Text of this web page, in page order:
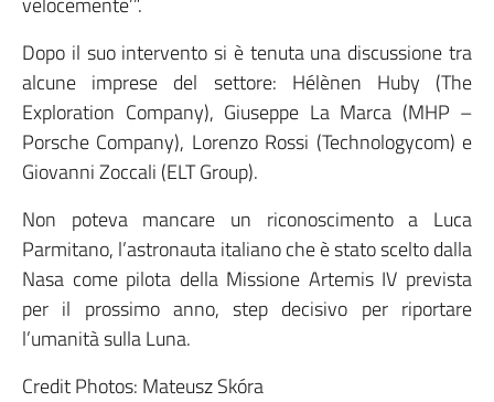
Dopo il suo intervento si è tenuta una discussione tra
alcune imprese del settore: Hélènen Huby (The
Exploration Company), Giuseppe La Marca (MHP –
Porsche Company), Lorenzo Rossi (Technologycom) e
Giovanni Zoccali (ELT Group).
Non poteva mancare un riconoscimento a Luca
Parmitano, l’astronauta italiano che è stato scelto dalla
Nasa come pilota della Missione Artemis IV prevista
per il prossimo anno, step decisivo per riportare
l’umanità sulla Luna.
Credit Photos: Mateusz Skóra